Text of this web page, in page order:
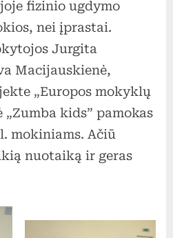
fizinio ugdymo
nei įprastai.
Jurgita
Macijauskienė,
„Europos mokyklų
„Zumba kids” pamokas
mokiniams. Ačiū
nuotaiką ir geras